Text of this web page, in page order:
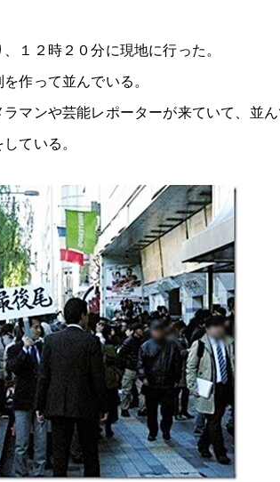
１２時２０分に現地に行った。
作って並んでいる。
マンや芸能レポーターが来ていて、並
ている。